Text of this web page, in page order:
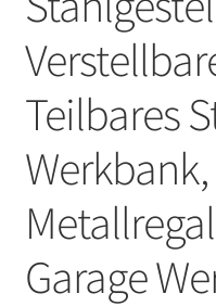
Teilbares
Garage